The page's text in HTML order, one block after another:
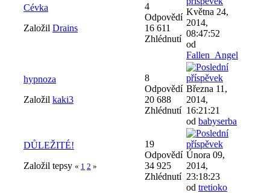
Cévka
Založil Drains
4
Odpovědí
16 611
Zhlédnutí
Května 24,
2014,
08:47:52
od
Fallen_Angel
hypnoza
Založil kaki3
8
Odpovědí
20 688
Zhlédnutí
Března 11,
2014,
16:21:21
od babyserba
DŮLEŽITÉ!
Založil tepsy « 1 2 »
19
Odpovědí
34 925
Zhlédnutí
Února 09,
2014,
23:18:23
od tretioko